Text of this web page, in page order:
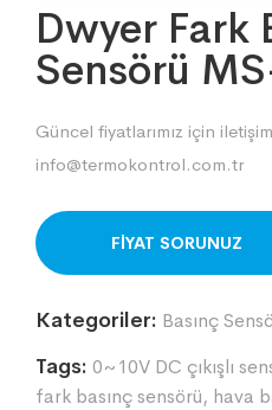
Dwyer Fark
Sensörü
Güncel fiyatlarımız için
info@termokontrol.com.tr
ORDER ON WHATSAPP
Kategoriler: Basınç
Tags: 0~10V DC çıkışlı
fark basınç sensörü, hava